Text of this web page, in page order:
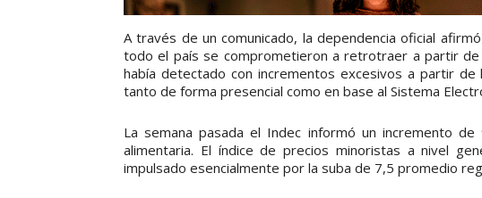
A través de un comunicado, la dependencia oficial
todo el país se comprometieron a retrotraer a partir
había detectado con incrementos excesivos a partir
tanto de forma presencial como en base al Sistema
La semana pasada el Indec informó un incremento
alimentaria. El índice de precios minoristas a nivel
impulsado esencialmente por la suba de 7,5 promedio